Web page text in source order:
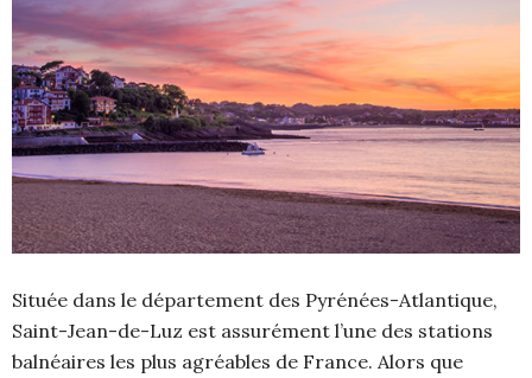
Située dans le département des Pyrénées-Atlantique,
Saint-Jean-de-Luz est assurément l’une des stations
balnéaires les plus agréables de France. Alors que